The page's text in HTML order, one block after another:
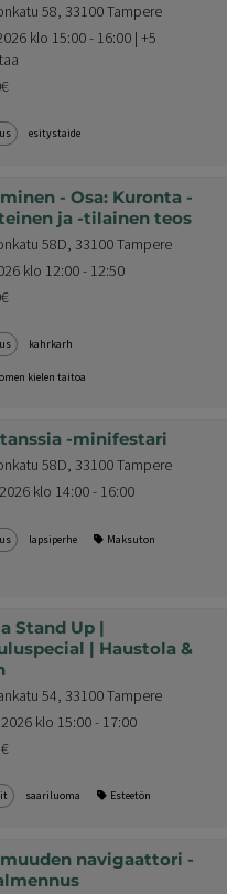
58, 33100 Tampere
klo 15:00 - 16:00 | +5
esitystaide
- Osa: Kuronta -
ja -tilainen teos
58D, 33100 Tampere
klo 12:00 - 12:50
kahrkarh
kielen taitoa
-minifestari
58D, 33100 Tampere
klo 14:00 - 16:00
lapsiperhe Maksuton
Stand Up |
| Haustola &
54, 33100 Tampere
klo 15:00 - 17:00
saariluoma Esteetön
navigaattori -